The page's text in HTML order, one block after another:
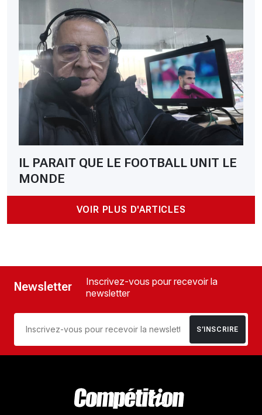
IL PARAIT QUE LE FOOTBALL UNIT LE
MONDE
VOIR PLUS D'ARTICLES
Newsletter
Inscrivez-vous pour recevoir la
newsletter
S’INSCRIRE